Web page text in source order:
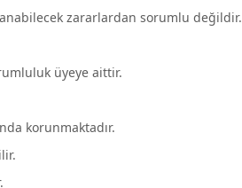
zararlardan sorumlu değildir.
üyeye aittir.
korunmaktadır.